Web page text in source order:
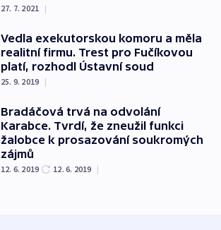
27. 7. 2021 |
Vedla exekutorskou komoru a měla
realitní firmu. Trest pro Fučíkovou
platí, rozhodl Ústavní soud
25. 9. 2019 |
Bradáčová trvá na odvolání
Karabce. Tvrdí, že zneužil funkci
žalobce k prosazování soukromých
zájmů
12. 6. 2019 12. 6. 2019 |